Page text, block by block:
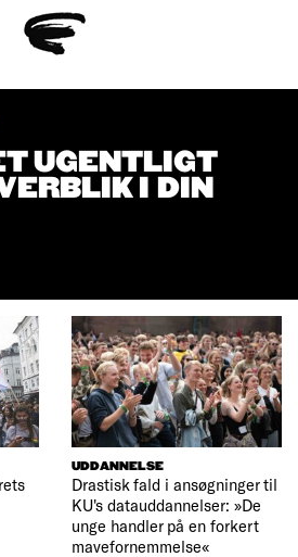
UGENTLIGT
I DIN
UDDANNELSE
Drastisk fald i ansøgninger til
KU's datauddannelser: »De
unge handler på en forkert
mavefornemmelse«